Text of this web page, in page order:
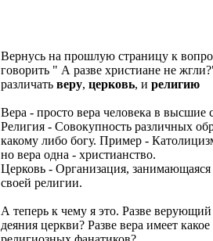
Вернусь на прошлую страницу к
говорить " А разве христиане не
различать веру, церковь, и религию
Вера - просто вера человека в высшие
Религия - Совокупность различных
какому либо богу. Пример -
но вера одна - христианство.
Церковь - Организация,
своей религии.
А теперь к чему я это. Разве верующий
деяния церкви? Разве вера имеет